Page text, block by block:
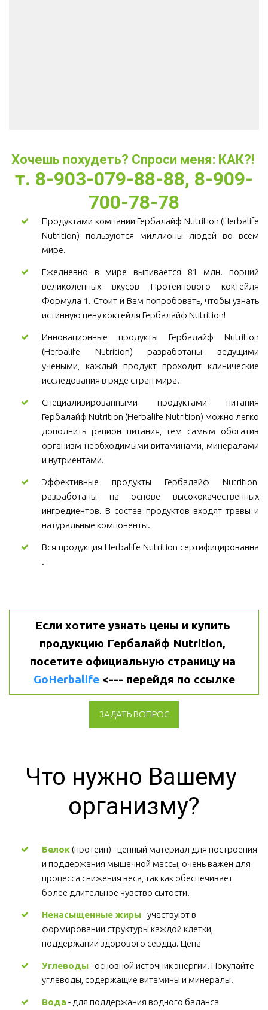
Хочешь похудеть? Спроси меня: КАК?!
т. 8-903-079-88-88, 8-909-
700-78-78
Продуктами компании Гербалайф Nutrition (Herbalife
Nutrition) пользуются миллионы людей во всем
мире.
Ежедневно в мире выпивается 81 млн. порций
великолепных вкусов Протеинового коктейля
Формула 1. Стоит и Вам попробовать, чтобы узнать
истинную цену коктейля Гербалайф Nutrition!
Инновационные продукты Гербалайф Nutrition
(Herbalife Nutrition) разработаны ведущими
учеными, каждый продукт проходит клинические
исследования в ряде стран мира.
Специализированными продуктами питания
Гербалайф Nutrition (Herbalife Nutrition) можно легко
дополнить рацион питания, тем самым обогатив
организм необходимыми витаминами, минералами
и нутриентами.
Эффективные продукты Гербалайф Nutrition
разработаны на основе высококачественных
ингредиентов. В состав продуктов входят травы и
натуральные компоненты.
Вся продукция Herbalife Nutrition сертифицированна
.
Если хотите узнать цены и купить
продукцию Гербалайф Nutrition,
GoHerbalife <--- перейдя по ссылке
ЗАДАТЬ ВОПРОС
Что нужно Вашему
организму?
Белок (протеин) - ценный материал для построения
и поддержания мышечной массы, очень важен для
процесса снижения веса, так как обеспечивает
более длительное чувство сытости.
Ненасыщенные жиры - участвуют в
формировании структуры каждой клетки,
поддержании здорового сердца. Цена
Углеводы - основной источник энергии. Покупайте
углеводы, содержащие витамины и минералы.
Вода - для поддержания водного баланса